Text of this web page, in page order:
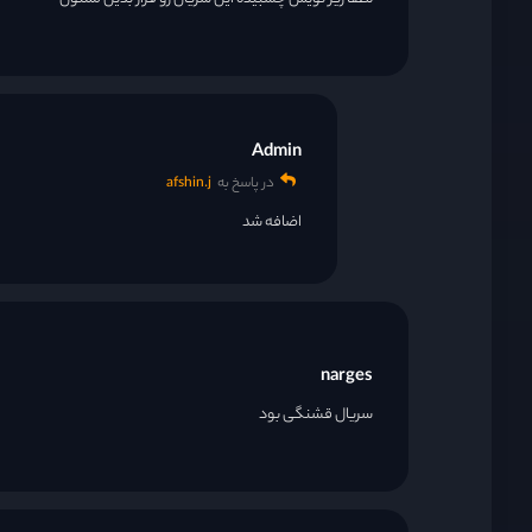
Admin
در پاسخ به afshin.j
اضافه شد
narges
سریال قشنگی بود